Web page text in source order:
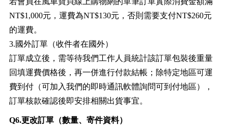
NT$1,000元，運費為NT$130元，否則需要支付NT$260元
的運費。
3.國外訂單（收件者在國外）
訂單成立後，需等待我們工作人員統計該訂單包裝後重量
回填運費價格後，再一併進行付款結帳；除特定地區可運
費到付（可加入我們的即時通訊軟體詢問可到付地區），
訂單核款確認後即安排相關出貨事宜。
Q6.更改訂單（數量、寄件資料）